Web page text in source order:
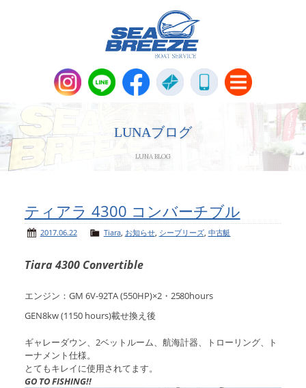
Boat Sales
新艇・中古艇情報
メンテナンス
パーツ販売・アパレル商品
お問い合わせ
LUNAブログ
LUNA BLOG
ティアラ 4300 コンバーチブル
2017.06.22 Tiara, お知らせ, シーブリーズ, 中古艇
Tiara 4300 Convertible
エンジン：GM 6V-92TA (550HP)×2・2580hours
GEN8kw (1150 hours)載せ換え後
ギャレーダウン、2ベットルーム、航海計器、トローリング、ト
ーナメント仕様。
とてもキレイに使用されてます。
GO TO FISHING!!